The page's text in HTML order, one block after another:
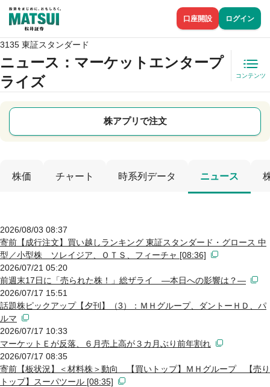
口座開設 ログイン
3135 東証スタンダード
ニュース ：マーケットエンタープ
ライズ
コンテンツ
株アプリで注文
株価 チャート 時系列データ ニュース
2026/08/03 08:37
寄前【成行注文】買い越しランキング 東証スタンダード・グロース 中
型／小型株 ソレイジア、ＯＴＳ、フィーチャ [08:36]
2026/07/21 05:20
前週末17日に「売られた株！」総ザライ ―本日への影響は？―
2026/07/17 15:51
話題株ピックアップ【夕刊】（3）：ＭＨグループ、ダントーＨＤ、パ
ルマ
2026/07/17 10:33
マーケットＥが反落、６月売上高が３カ月ぶり前年割れ
2026/07/17 08:35
寄前【板状況】＜材料株＞動向 【買いトップ】ＭＨグループ 【売り
トップ】スーパツール [08:35]